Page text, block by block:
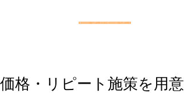
格・リピート施策を用意